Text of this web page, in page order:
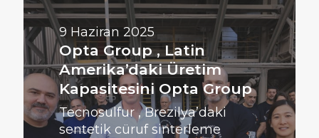
9 Haziran 2025
Opta Group , Latin
Amerika’daki Üretim
Kapasitesini Opta Group
Tecnosulfur , Brezilya’daki
sentetik cüruf sinterleme
FAZLA
BİLGİ